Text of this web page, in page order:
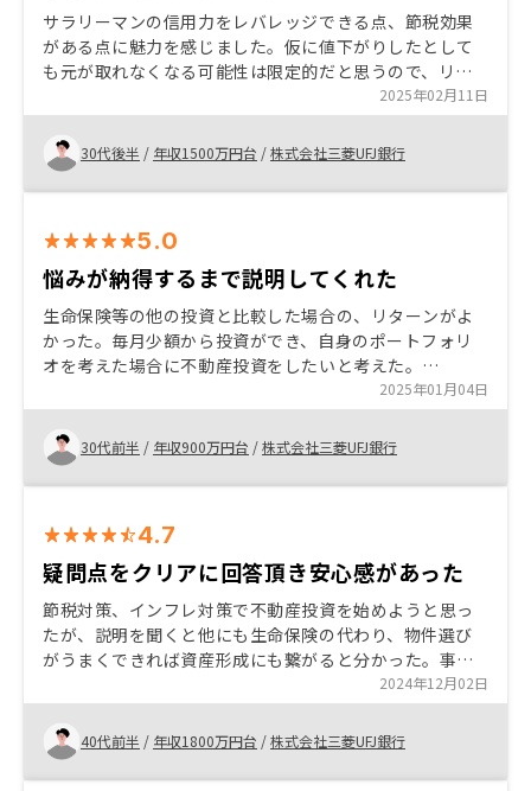
サラリーマンの信用力をレバレッジできる点、節税効果
がある点に魅力を感じました。仮に値下がりしたとして
も元が取れなくなる可能性は限定的だと思うので、リス
クも許容範囲かと思ったのが決め手です。アプリで管理
できるので、手間もかからないと思います
2025年02月11日
30代後半 / 年収1500万円台 /株式会社三菱UFJ銀行
5.0
悩みが納得するまで説明してくれた
生命保険等の他の投資と比較した場合の、リターンがよ
かった。毎月少額から投資ができ、自身のポートフォリ
オを考えた場合に不動産投資をしたいと考えた。
RENOSYは営業担当の方が非常に親切で、丁寧を分かり
やすく好感が持てた。
2025年01月04日
30代前半 / 年収900万円台 /株式会社三菱UFJ銀行
4.7
疑問点をクリアに回答頂き安心感があった
節税対策、インフレ対策で不動産投資を始めようと思っ
たが、説明を聞くと他にも生命保険の代わり、物件選び
がうまくできれば資産形成にも繋がると分かった。事業
規模まで拡大するメリットを享受できればなお良いと思
う。 管理部門の強化
2024年12月02日
40代前半 / 年収1800万円台 /株式会社三菱UFJ銀行